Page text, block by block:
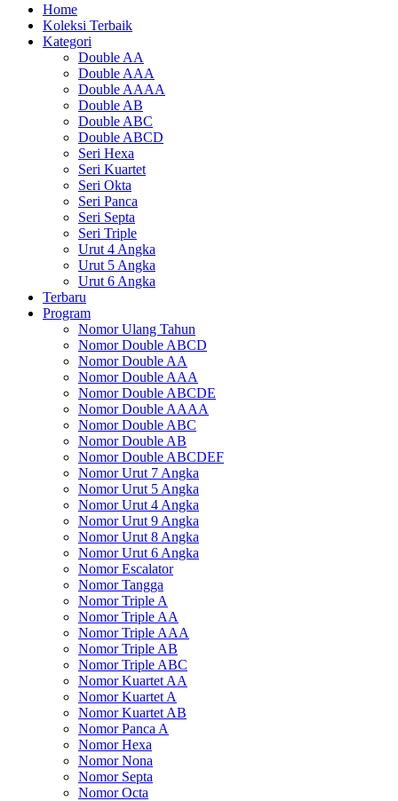
Home
Koleksi Terbaik
Kategori
Double AA
Double AAA
Double AAAA
Double AB
Double ABC
Double ABCD
Seri Hexa
Seri Kuartet
Seri Okta
Seri Panca
Seri Septa
Seri Triple
Urut 4 Angka
Urut 5 Angka
Urut 6 Angka
Terbaru
Program
Nomor Ulang Tahun
Nomor Double ABCD
Nomor Double AA
Nomor Double AAA
Nomor Double ABCDE
Nomor Double AAAA
Nomor Double ABC
Nomor Double AB
Nomor Double ABCDEF
Nomor Urut 7 Angka
Nomor Urut 5 Angka
Nomor Urut 4 Angka
Nomor Urut 9 Angka
Nomor Urut 8 Angka
Nomor Urut 6 Angka
Nomor Escalator
Nomor Tangga
Nomor Triple A
Nomor Triple AA
Nomor Triple AAA
Nomor Triple AB
Nomor Triple ABC
Nomor Kuartet AA
Nomor Kuartet A
Nomor Kuartet AB
Nomor Panca A
Nomor Hexa
Nomor Nona
Nomor Septa
Nomor Octa